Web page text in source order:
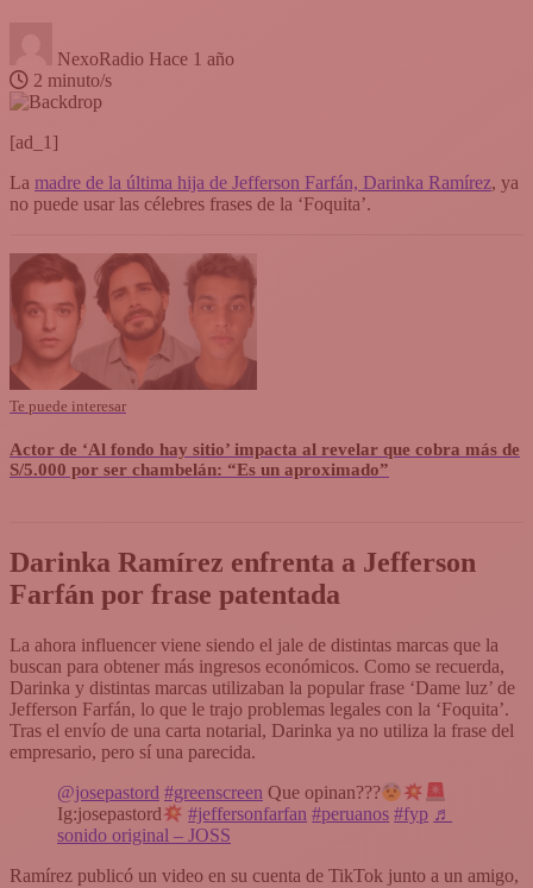
NexoRadio Hace 1 año
2 minuto/s
[ad_1]
La madre de la última hija de Jefferson Farfán, Darinka Ramírez, ya
no puede usar las célebres frases de la ‘Foquita’.
Te puede interesar
Actor de ‘Al fondo hay sitio’ impacta al revelar que cobra más de
S/5.000 por ser chambelán: “Es un aproximado”
Darinka Ramírez enfrenta a Jefferson
Farfán por frase patentada
La ahora influencer viene siendo el jale de distintas marcas que la
buscan para obtener más ingresos económicos. Como se recuerda,
Darinka y distintas marcas utilizaban la popular frase ‘Dame luz’ de
Jefferson Farfán, lo que le trajo problemas legales con la ‘Foquita’.
Tras el envío de una carta notarial, Darinka ya no utiliza la frase del
empresario, pero sí una parecida.
@josepastord #greenscreen Que opinan???
Ig:josepastord
#jeffersonfarfan #peruanos #fyp ♬
sonido original – JOSS
Ramírez publicó un video en su cuenta de TikTok junto a un amigo,